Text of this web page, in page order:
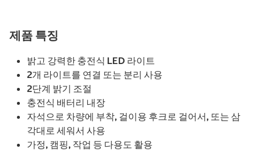
제품 특징
밝고 강력한 충전식 LED 라이트
2개 라이트를 연결 또는 분리 사용
2단계 밝기 조절
충전식 배터리 내장
자석으로 차량에 부착, 걸이용 후크로 걸어서, 또는 삼
각대로 세워서 사용
가정, 캠핑, 작업 등 다용도 활용